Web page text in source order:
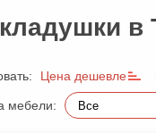
Цена дешевле
мебели: